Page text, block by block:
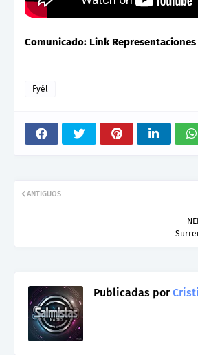
Comunicado: Link Representaciones
Fyél
ANTIGUOS
Publicadas por